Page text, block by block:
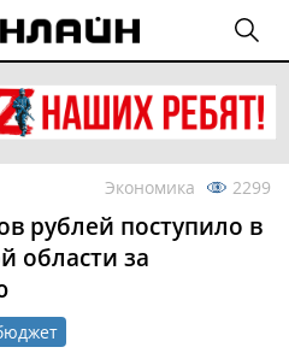
Экономика 2299
рублей поступило в
области за